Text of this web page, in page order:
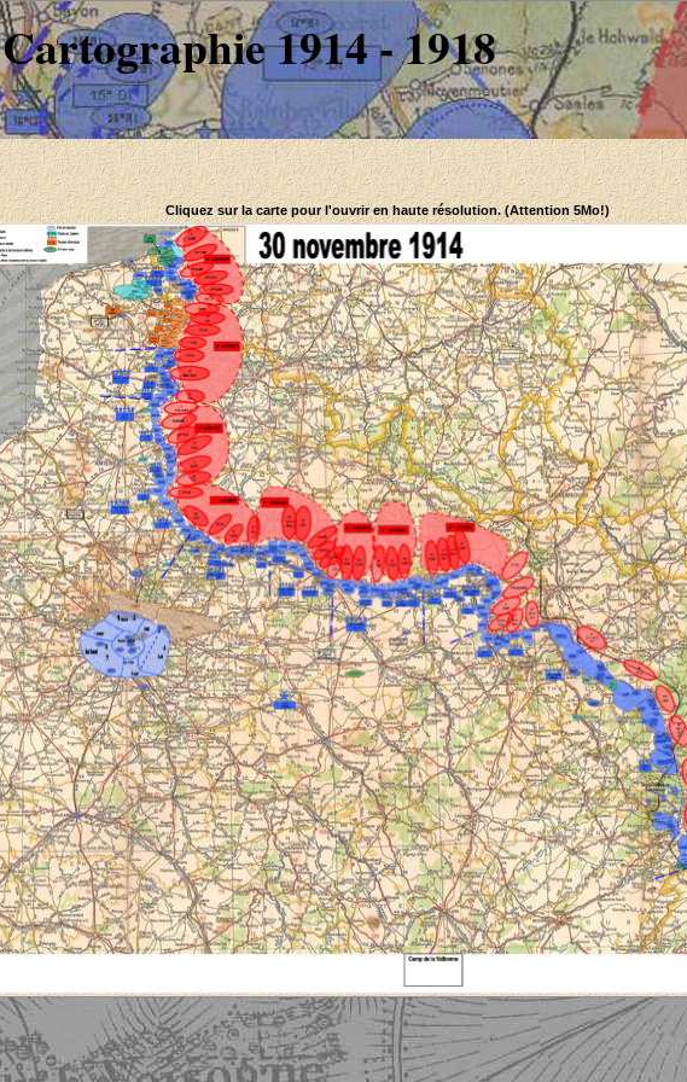
Cartographie 1914 - 1918
Cliquez sur la carte pour l'ouvrir en haute résolution. (Attention 5Mo!)